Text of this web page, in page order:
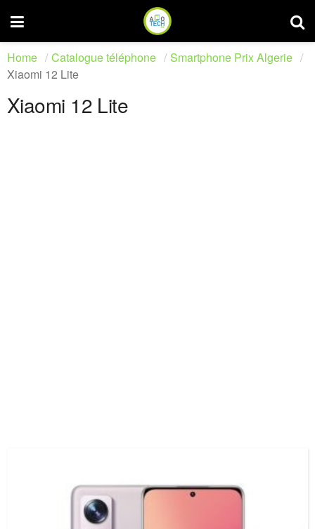
Home Catalogue téléphone
Smartphone Prix Algerie
Xiaomi 12 Lite
Xiaomi 12 Lite